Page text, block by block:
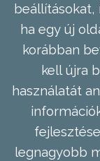
beállításokat,
ha egy új
korábban
kell újra
használatát
legnagyobb